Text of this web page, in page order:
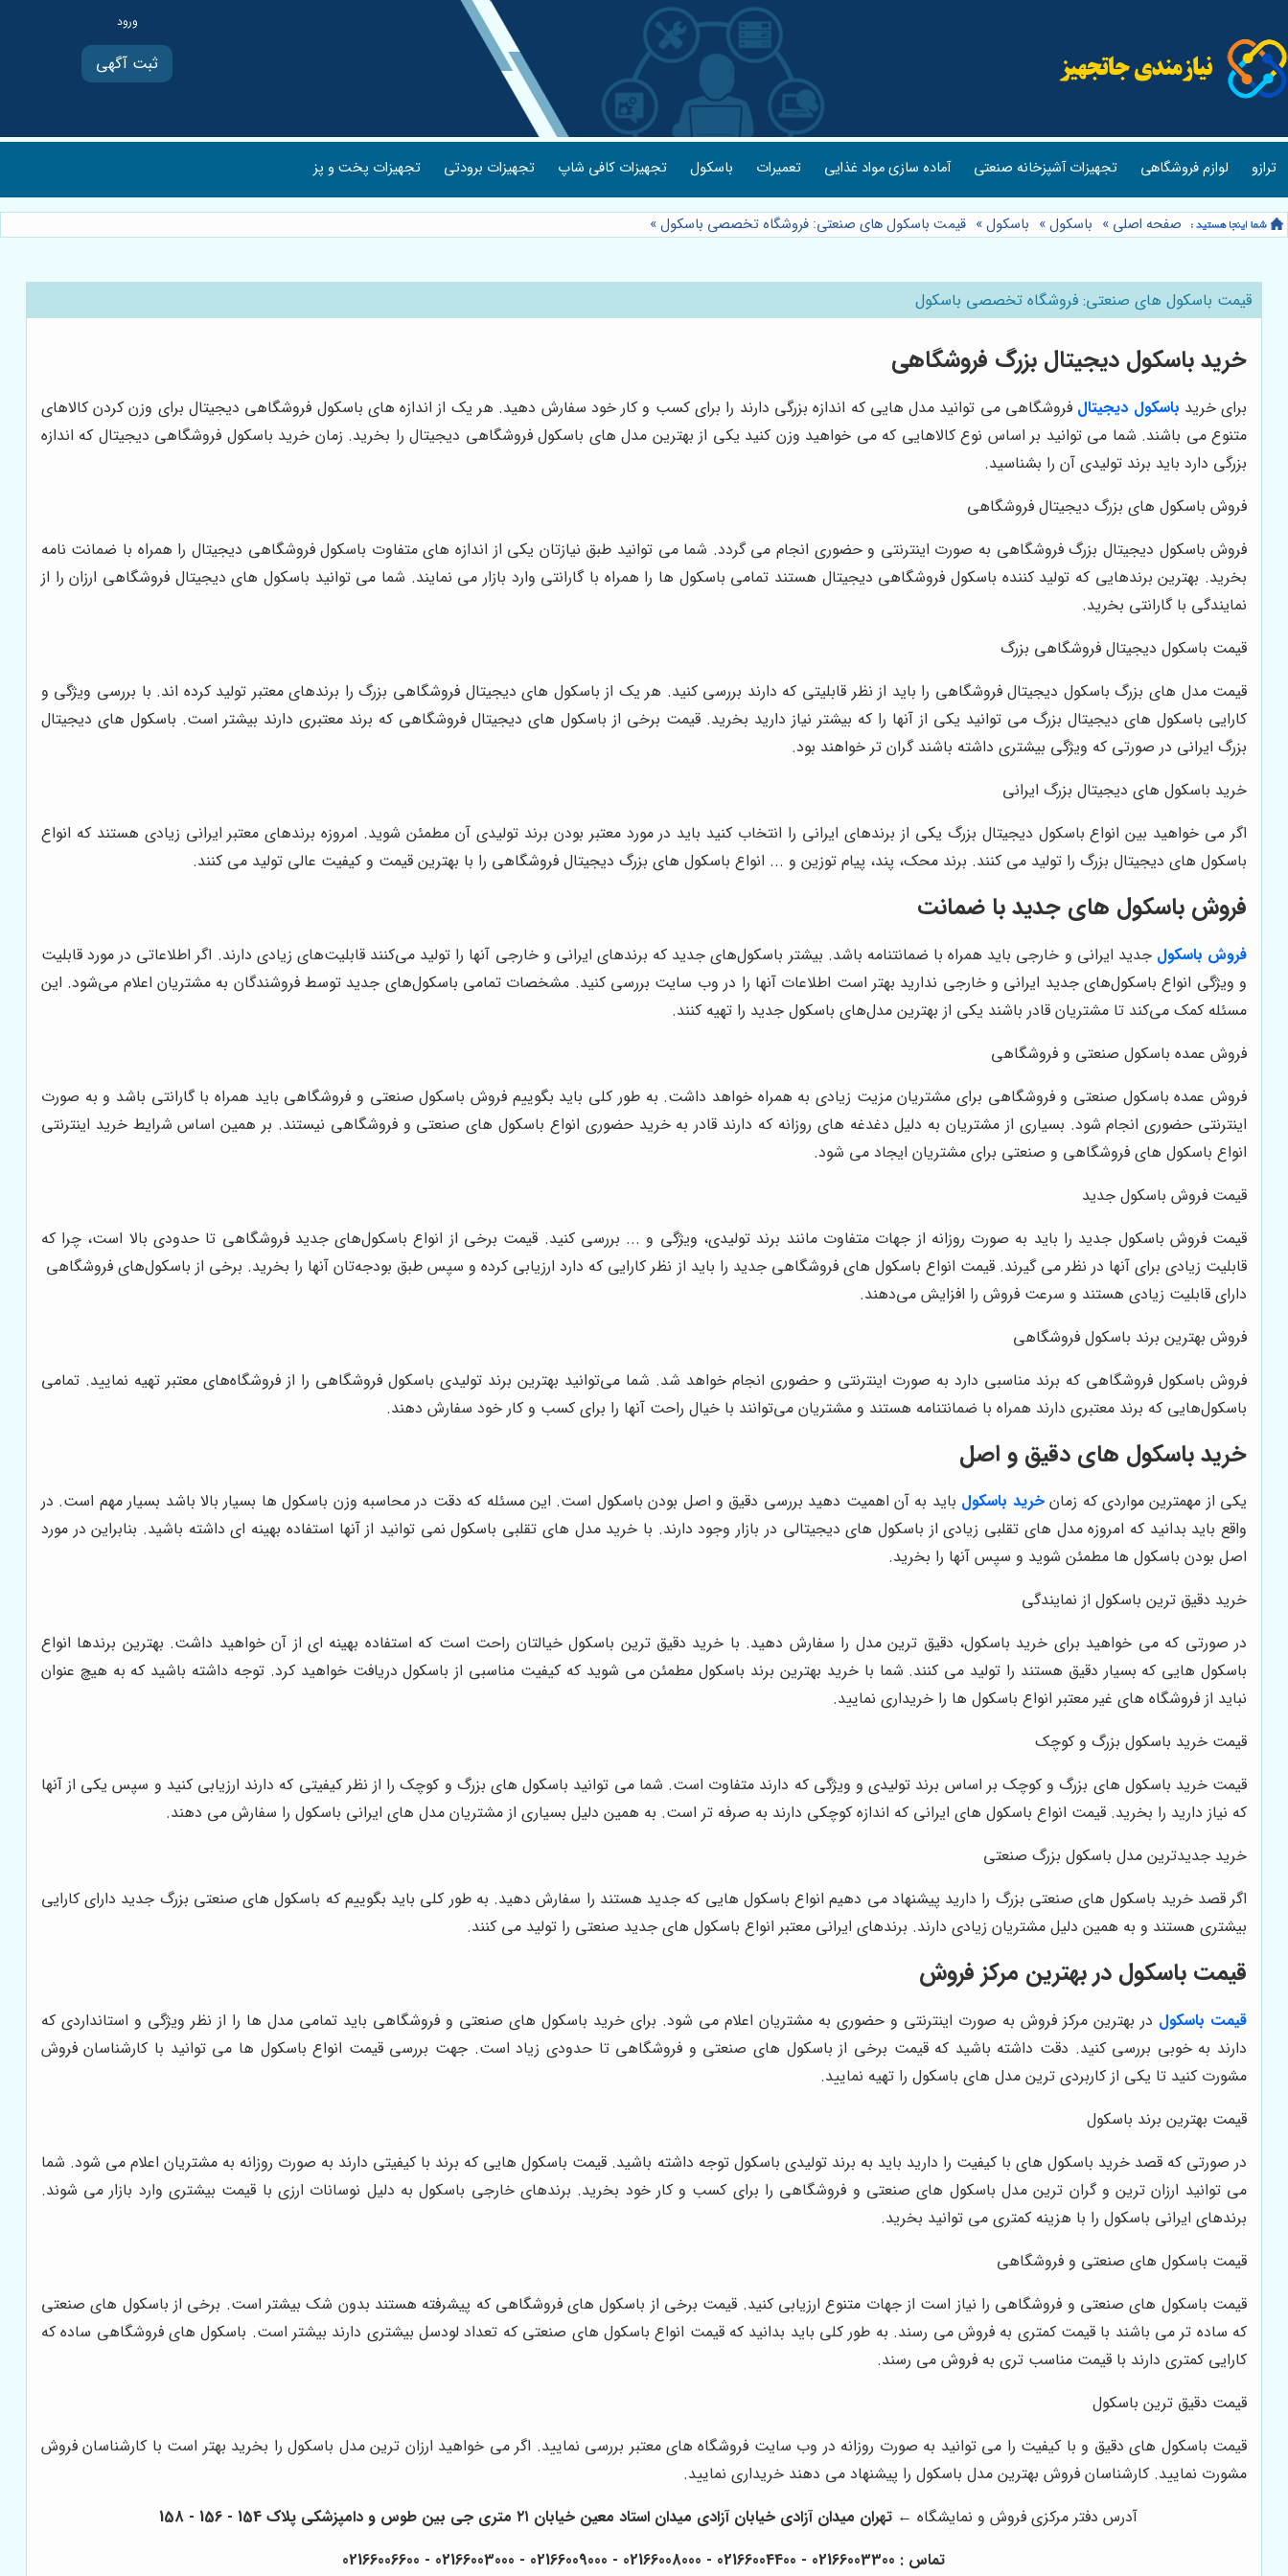
ثبت آگهی
ترازو لوازم فروشگاهی تجهیزات آشپزخانه صنعتی آماده سازی مواد غذایی تعمیرات باسکول تجهیزات کافی شاپ تجهیزات برودتی تجهیزات پخت و پز
صفحه اصلی » باسکول» باسکول» قیمت باسکول های صنعتی: فروشگاه تخصصی باسکول»
قیمت باسکول های صنعتی: فروشگاه تخصصی باسکول
خرید باسکول دیجیتال بزرگ فروشگاهی
برای خرید باسکول دیجیتال فروشگاهی می توانید مدل هایی که اندازه بزرگی دارند را برای کسب و کار خود سفارش دهید. هر یک از اندازه های باسکول فروشگاهی دیجیتال برای وزن کردن کالاهای
متنوع می باشند. شما می توانید بر اساس نوع کالاهایی که می خواهید وزن کنید یکی از بهترین مدل های باسکول فروشگاهی دیجیتال را بخرید. زمان خرید باسکول فروشگاهی دیجیتال که اندازه
بزرگی دارد باید برند تولیدی آن را بشناسید.
فروش باسکول های بزرگ دیجیتال فروشگاهی
فروش باسکول دیجیتال بزرگ فروشگاهی به صورت اینترنتی و حضوری انجام می گردد. شما می توانید طبق نیازتان یکی از اندازه های متفاوت باسکول فروشگاهی دیجیتال را همراه با ضمانت نامه
بخرید. بهترین برندهایی که تولید کننده باسکول فروشگاهی دیجیتال هستند تمامی باسکول ها را همراه با گارانتی وارد بازار می نمایند. شما می توانید باسکول های دیجیتال فروشگاهی ارزان را از
نمایندگی با گارانتی بخرید.
قیمت باسکول دیجیتال فروشگاهی بزرگ
قیمت مدل های بزرگ باسکول دیجیتال فروشگاهی را باید از نظر قابلیتی که دارند بررسی کنید. هر یک از باسکول های دیجیتال فروشگاهی بزرگ را برندهای معتبر تولید کرده اند. با بررسی ویژگی و
کارایی باسکول های دیجیتال بزرگ می توانید یکی از آنها را که بیشتر نیاز دارید بخرید. قیمت برخی از باسکول های دیجیتال فروشگاهی که برند معتبری دارند بیشتر است. باسکول های دیجیتال
بزرگ ایرانی در صورتی که ویژگی بیشتری داشته باشند گران تر خواهند بود.
خرید باسکول های دیجیتال بزرگ ایرانی
اگر می خواهید بین انواع باسکول دیجیتال بزرگ یکی از برندهای ایرانی را انتخاب کنید باید در مورد معتبر بودن برند تولیدی آن مطمئن شوید. امروزه برندهای معتبر ایرانی زیادی هستند که انواع
باسکول های دیجیتال بزرگ را تولید می کنند. برند محک، پند، پیام توزین و ... انواع باسکول های بزرگ دیجیتال فروشگاهی را با بهترین قیمت و کیفیت عالی تولید می کنند.
فروش باسکول های جدید با ضمانت
فروش باسکول جدید ایرانی و خارجی باید همراه با ضمانتنامه باشد. بیشتر باسکول‌های جدید که برندهای ایرانی و خارجی آنها را تولید می‌کنند قابلیت‌های زیادی دارند. اگر اطلاعاتی در مورد قابلیت
و ویژگی انواع باسکول‌های جدید ایرانی و خارجی ندارید بهتر است اطلاعات آنها را در وب سایت بررسی کنید. مشخصات تمامی باسکول‌های جدید توسط فروشندگان به مشتریان اعلام می‌شود. این
مسئله کمک می‌کند تا مشتریان قادر باشند یکی از بهترین مدل‌های باسکول جدید را تهیه کنند.
فروش عمده باسکول صنعتی و فروشگاهی
فروش عمده باسکول صنعتی و فروشگاهی برای مشتریان مزیت زیادی به همراه خواهد داشت. به طور کلی باید بگوییم فروش باسکول صنعتی و فروشگاهی باید همراه با گارانتی باشد و به صورت
اینترنتی حضوری انجام شود. بسیاری از مشتریان به دلیل دغدغه ‌های روزانه که دارند قادر به خرید حضوری انواع باسکول‌ های صنعتی و فروشگاهی نیستند. بر همین اساس شرایط خرید اینترنتی
انواع باسکول‌ های فروشگاهی و صنعتی برای مشتریان ایجاد می‌ شود.
قیمت فروش باسکول جدید
قیمت فروش باسکول جدید را باید به صورت روزانه از جهات متفاوت مانند برند تولیدی، ویژگی و ... بررسی کنید. قیمت برخی از انواع باسکول‌های جدید فروشگاهی تا حدودی بالا است، چرا که
قابلیت زیادی برای آنها در نظر می ‌گیرند. قیمت انواع باسکول‌ های فروشگاهی جدید را باید از نظر کارایی که دارد ارزیابی کرده و سپس طبق بودجه‌تان آنها را بخرید. برخی از باسکول‌های فروشگاهی
دارای قابلیت زیادی هستند و سرعت فروش را افزایش می‌دهند.
فروش بهترین برند باسکول فروشگاهی
فروش باسکول فروشگاهی که برند مناسبی دارد به صورت اینترنتی و حضوری انجام خواهد شد. شما می‌توانید بهترین برند تولیدی باسکول فروشگاهی را از فروشگاه‌های معتبر تهیه نمایید. تمامی
باسکول‌هایی که برند معتبری دارند همراه با ضمانتنامه هستند و مشتریان می‌توانند با خیال راحت آنها را برای کسب و کار خود سفارش دهند.
خرید باسکول های دقیق و اصل
یکی از مهمترین مواردی که زمان خرید باسکول باید به آن اهمیت دهید بررسی دقیق و اصل بودن باسکول است. این مسئله که دقت در محاسبه وزن باسکول ها بسیار بالا باشد بسیار مهم است. در
واقع باید بدانید که امروزه مدل های تقلبی زیادی از باسکول های دیجیتالی در بازار وجود دارند. با خرید مدل های تقلبی باسکول نمی توانید از آنها استفاده بهینه ای داشته باشید. بنابراین در مورد
اصل بودن باسکول ها مطمئن شوید و سپس آنها را بخرید.
خرید دقیق ترین باسکول از نمایندگی
در صورتی که می خواهید برای خرید باسکول، دقیق ترین مدل را سفارش دهید. با خرید دقیق ترین باسکول خیالتان راحت است که استفاده بهینه ای از آن خواهید داشت. بهترین برندها انواع
باسکول هایی که بسیار دقیق هستند را تولید می کنند. شما با خرید بهترین برند باسکول مطمئن می شوید که کیفیت مناسبی از باسکول دریافت خواهید کرد. توجه داشته باشید که به هیچ عنوان
نباید از فروشگاه های غیر معتبر انواع باسکول ها را خریداری نمایید.
قیمت خرید باسکول بزرگ و کوچک
قیمت خرید باسکول های بزرگ و کوچک بر اساس برند تولیدی و ویژگی که دارند متفاوت است. شما می توانید باسکول های بزرگ و کوچک را از نظر کیفیتی که دارند ارزیابی کنید و سپس یکی از آنها
که نیاز دارید را بخرید. قیمت انواع باسکول های ایرانی که اندازه کوچکی دارند به صرفه تر است. به همین دلیل بسیاری از مشتریان مدل های ایرانی باسکول را سفارش می دهند.
خرید جدیدترین مدل باسکول بزرگ صنعتی
اگر قصد خرید باسکول های صنعتی بزرگ را دارید پیشنهاد می دهیم انواع باسکول هایی که جدید هستند را سفارش دهید. به طور کلی باید بگوییم که باسکول های صنعتی بزرگ جدید دارای کارایی
بیشتری هستند و به همین دلیل مشتریان زیادی دارند. برندهای ایرانی معتبر انواع باسکول های جدید صنعتی را تولید می کنند.
قیمت باسکول در بهترین مرکز فروش
قیمت باسکول در بهترین مرکز فروش به صورت اینترنتی و حضوری به مشتریان اعلام می شود. برای خرید باسکول های صنعتی و فروشگاهی باید تمامی مدل ها را از نظر ویژگی و استانداردی که
دارند به خوبی بررسی کنید. دقت داشته باشید که قیمت برخی از باسکول های صنعتی و فروشگاهی تا حدودی زیاد است. جهت بررسی قیمت انواع باسکول ها می توانید با کارشناسان فروش
مشورت کنید تا یکی از کاربردی ترین مدل های باسکول را تهیه نمایید.
قیمت بهترین برند باسکول
در صورتی که قصد خرید باسکول های با کیفیت را دارید باید به برند تولیدی باسکول توجه داشته باشید. قیمت باسکول هایی که برند با کیفیتی دارند به صورت روزانه به مشتریان اعلام می شود. شما
می توانید ارزان ترین و گران ترین مدل باسکول های صنعتی و فروشگاهی را برای کسب و کار خود بخرید. برندهای خارجی باسکول به دلیل نوسانات ارزی با قیمت بیشتری وارد بازار می شوند.
برندهای ایرانی باسکول را با هزینه کمتری می توانید بخرید.
قیمت باسکول های صنعتی و فروشگاهی
قیمت باسکول های صنعتی و فروشگاهی را نیاز است از جهات متنوع ارزیابی کنید. قیمت برخی از باسکول های فروشگاهی که پیشرفته هستند بدون شک بیشتر است. برخی از باسکول های صنعتی
که ساده تر می باشند با قیمت کمتری به فروش می رسند. به طور کلی باید بدانید که قیمت انواع باسکول های صنعتی که تعداد لودسل بیشتری دارند بیشتر است. باسکول های فروشگاهی ساده که
کارایی کمتری دارند با قیمت مناسب تری به فروش می رسند.
قیمت دقیق ترین باسکول
قیمت باسکول های دقیق و با کیفیت را می توانید به صورت روزانه در وب سایت فروشگاه های معتبر بررسی نمایید. اگر می خواهید ارزان ترین مدل باسکول را بخرید بهتر است با کارشناسان فروش
مشورت نمایید. کارشناسان فروش بهترین مدل باسکول را پیشنهاد می دهند خریداری نمایید.
آدرس دفتر مرکزی فروش و نمایشگاه ← تهران میدان آزادی خیابان آزادی میدان استاد معین خیابان ۲۱ متری جی بین طوس و دامپزشکی پلاک 154 - 156 - 158
تماس : 02166003300 - 02166004400 - 02166008000 - 02166009000 - 02166003000 - 02166006600